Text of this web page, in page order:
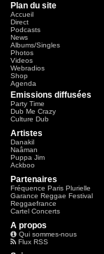
Plan du site
Accueil
Direct
Podcasts
News
Albums/Singles
Photos
Videos
Webradios
Shop
Agenda
Emissions diffusées
Party Time
Dub Me Crazy
Culture Dub
Artistes
Danakil
Naâman
Puppa Jim
Ackboo
Partenaires
Fréquence Paris Plurielle
Garance Reggae Festival
Reggaefrance
Cartel Concerts
A propos
Qui sommes-nous
Flux RSS